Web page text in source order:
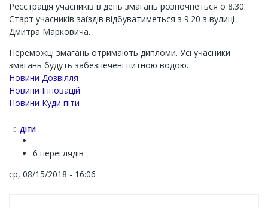
Реєстрація учасників в день змагань розпочнеться о 8.30.
Старт учасників заїздів відбуватиметься з 9.20 з вулиці
Дмитра Марковича.
Переможці змагань отримають дипломи. Усі учасники
змагань будуть забезпечені питною водою.
Новини Дозвілля
Новини Інновацій
Новини Куди піти
ДІТИ
6 переглядів
ср, 08/15/2018 - 16:06